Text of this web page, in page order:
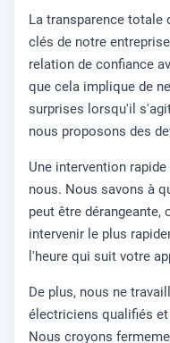
La transparence totale
clés de notre
relation de confiance
que cela implique de
surprises lorsqu'il
nous proposons des
Une intervention
nous. Nous savons à
peut être
intervenir le plus
l'heure qui suit votre
De plus, nous ne
électriciens qualifiés
Nous croyons